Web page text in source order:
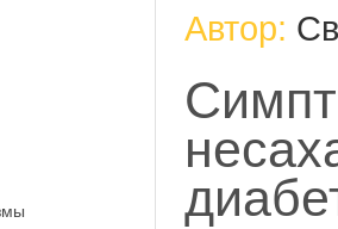
Автор: